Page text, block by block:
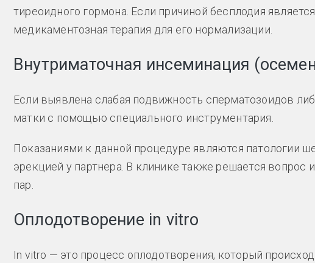
тиреоидного гормона. Если причиной бесплодия
медикаментозная терапия для его нормализации.
Внутриматочная инсеминация
Если выявлена слабая подвижность сперматозоидов
матки с помощью специального инструментария.
Показаниями к данной процедуре являются патологии
эрекцией у партнера. В клинике также решается вопрос
пар.
Оплодотворение in vitro
In vitro — это процесс оплодотворения, который